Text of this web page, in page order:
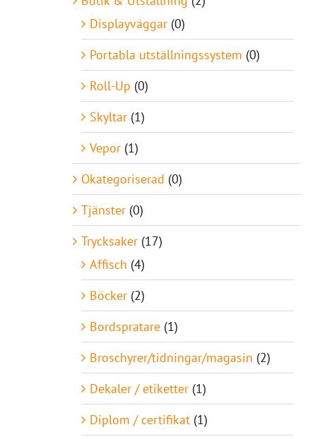
Displayväggar (0)
Portabla utställningssystem (0)
Roll-Up (0)
Skyltar (1)
Vepor (1)
Okategoriserad (0)
Tjänster (0)
Trycksaker (17)
Affisch (4)
Böcker (2)
Bordspratare (1)
Broschyrer/tidningar/magasin (2)
Dekaler / etiketter (1)
Diplom / certifikat (1)